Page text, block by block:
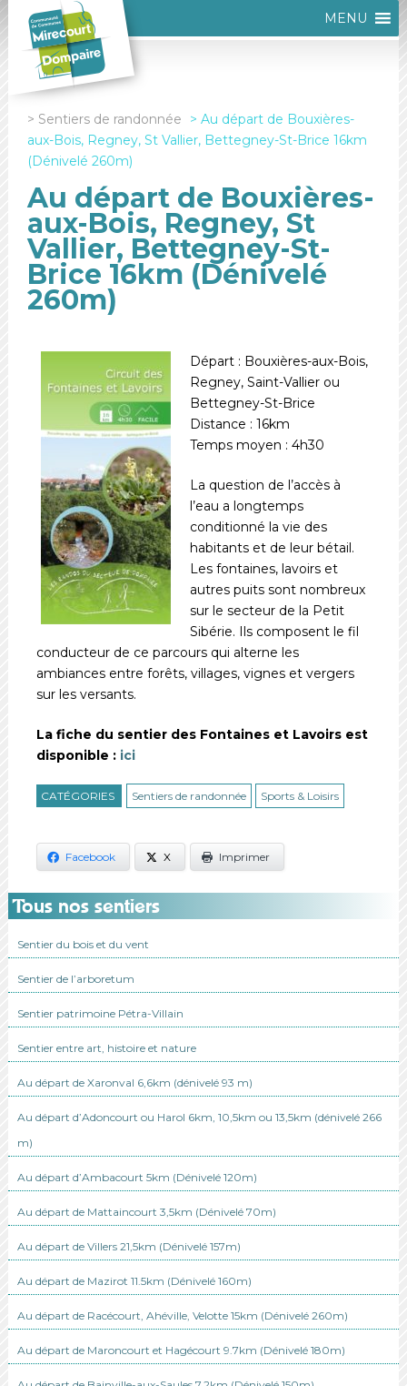
MENU
Sentiers de randonnée
Au départ de Bouxières-
aux-Bois, Regney, St Vallier, Bettegney-St-Brice 16km
(Dénivelé 260m)
Au départ de Bouxières-
aux-Bois, Regney, St
Vallier, Bettegney-St-
Brice 16km (Dénivelé
260m)
Départ : Bouxières-aux-Bois,
Regney, Saint-Vallier ou
Bettegney-St-Brice
Distance : 16km
Temps moyen : 4h30
La question de l’accès à
l’eau a longtemps
conditionné la vie des
habitants et de leur bétail.
Les fontaines, lavoirs et
autres puits sont nombreux
sur le secteur de la Petit
Sibérie. Ils composent le fil
conducteur de ce parcours qui alterne les
ambiances entre forêts, villages, vignes et vergers
sur les versants.
La fiche du sentier des Fontaines et Lavoirs est
disponible : ici
CATÉGORIES Sentiers de randonnée Sports & Loisirs
Facebook X Imprimer
Tous nos sentiers
Sentier du bois et du vent
Sentier de l’arboretum
Sentier patrimoine Pétra-Villain
Sentier entre art, histoire et nature
Au départ de Xaronval 6,6km (dénivelé 93 m)
Au départ d’Adoncourt ou Harol 6km, 10,5km ou 13,5km (dénivelé 266
m)
Au départ d’Ambacourt 5km (Dénivelé 120m)
Au départ de Mattaincourt 3,5km (Dénivelé 70m)
Au départ de Villers 21,5km (Dénivelé 157m)
Au départ de Mazirot 11.5km (Dénivelé 160m)
Au départ de Racécourt, Ahéville, Velotte 15km (Dénivelé 260m)
Au départ de Maroncourt et Hagécourt 9.7km (Dénivelé 180m)